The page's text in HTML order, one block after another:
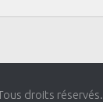
droits réservés.